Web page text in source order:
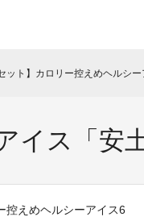
ット】カロリー控えめヘルシ
イス「安
控えめヘルシーアイス6